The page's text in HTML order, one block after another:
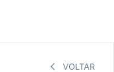
VOLTAR